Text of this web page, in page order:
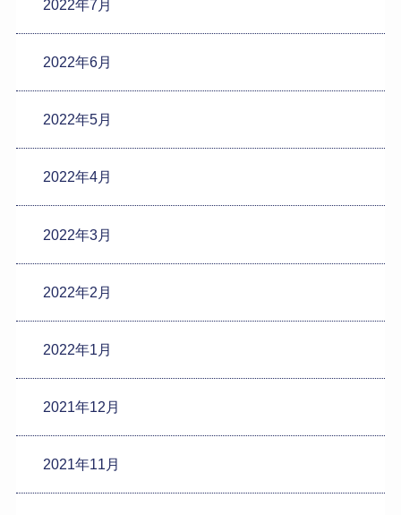
2022年7月
2022年6月
2022年5月
2022年4月
2022年3月
2022年2月
2022年1月
2021年12月
2021年11月